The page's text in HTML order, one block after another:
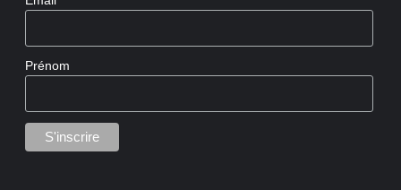
Prénom